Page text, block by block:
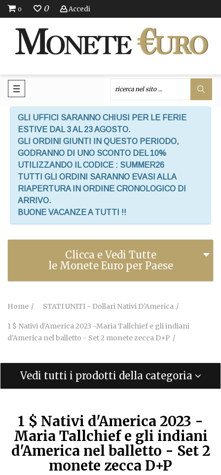
0 0 Accedi
GLI UFFICI SARANNO CHIUSI PER LE FERIE
ESTIVE DAL 3 AL 23 AGOSTO.
GLI ORDINI GIUNTI IN QUESTO PERIODO,
GODRANNO DI UNO SCONTO DEL 10%
UTILIZZANDO IL CODICE : SUMMER26
TUTTI GLI ORDINI SARANNO EVASI ALLA
RIAPERTURA IN ORDINE CRONOLOGICO DI
ARRIVO.
BUONE VACANZE A TUTTI !!
Clicca e Vedi Tutte
le Monete Euro per Paese
Home STATI UNITI - Dollari Nativi D'America
1 $ Nativi d'America 2023 -Maria Tallchief e gli indiani
d'America nel balletto - Set 2 monete zecca D+P
Vedi tutti i prodotti della categoria
1 $ Nativi d'America 2023 -
Maria Tallchief e gli indiani
d'America nel balletto - Set 2
monete zecca D+P